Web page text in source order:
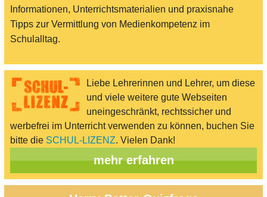
Informationen, Unterrichtsmaterialien und praxisnahe
Tipps zur Vermittlung von Medienkompetenz im
Schulalltag.
Liebe Lehrerinnen und Lehrer, um diese
und viele weitere gute Webseiten
uneingeschränkt, rechtssicher und
werbefrei im Unterricht verwenden zu können, buchen Sie
bitte die SCHUL-LIZENZ. Vielen Dank!
mehr erfahren